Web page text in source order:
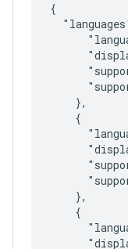
{
    },
    {
    },
    {